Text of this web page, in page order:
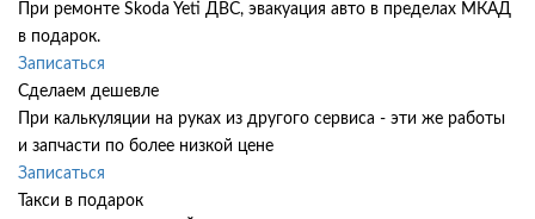
При ремонте Skoda Yeti ДВС, эвакуация авто в пределах МКАД
в подарок.
Записаться
Сделаем дешевле
При калькуляции на руках из другого сервиса - эти же работы
и запчасти по более низкой цене
Записаться
Такси в подарок